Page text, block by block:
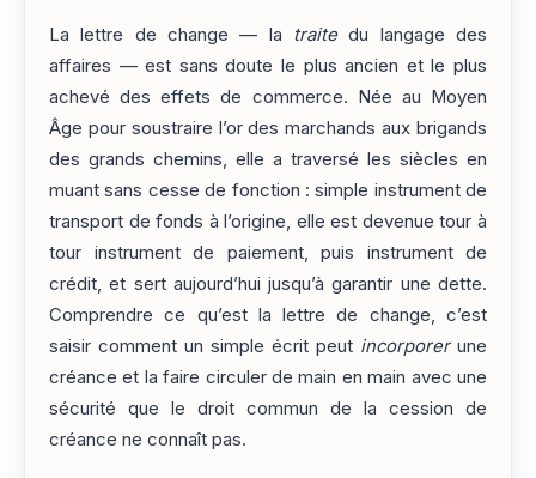
La lettre de change — la traitedu langage des
affaires — est sans doute le plus ancien et le plus
achevé des effets de commerce. Née au Moyen
Âge pour soustraire l’or des marchands aux brigands
des grands chemins, elle a traversé les siècles en
muant sans cesse de fonction : simple instrument de
transport de fonds à l’origine, elle est devenue tour à
tour instrument de paiement, puis instrument de
crédit, et sert aujourd’hui jusqu’à garantir une dette.
Comprendre ce qu’est la lettre de change, c’est
saisir comment un simple écrit peut incorporerune
créance et la faire circuler de main en main avec une
sécurité que le droit commun de la cession de
créance ne connaît pas.